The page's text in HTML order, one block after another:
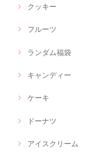
クッキー
フルーツ
ランダム福袋
キャンディー
ケーキ
ドーナツ
アイスクリーム